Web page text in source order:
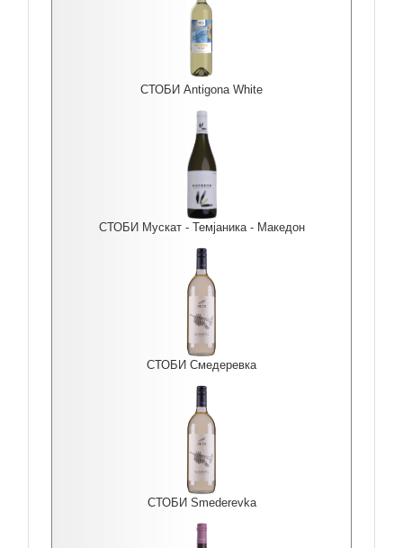
СТОБИ Antigona White
СТОБИ Мускат - Темјаника - Македон
СТОБИ Смедеревка
СТОБИ Smederevka